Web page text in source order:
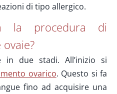
di tipo allergico.
la procedura di
in due stadi. All’inizio si
ovarico. Questo si fa
fino ad acquisire una